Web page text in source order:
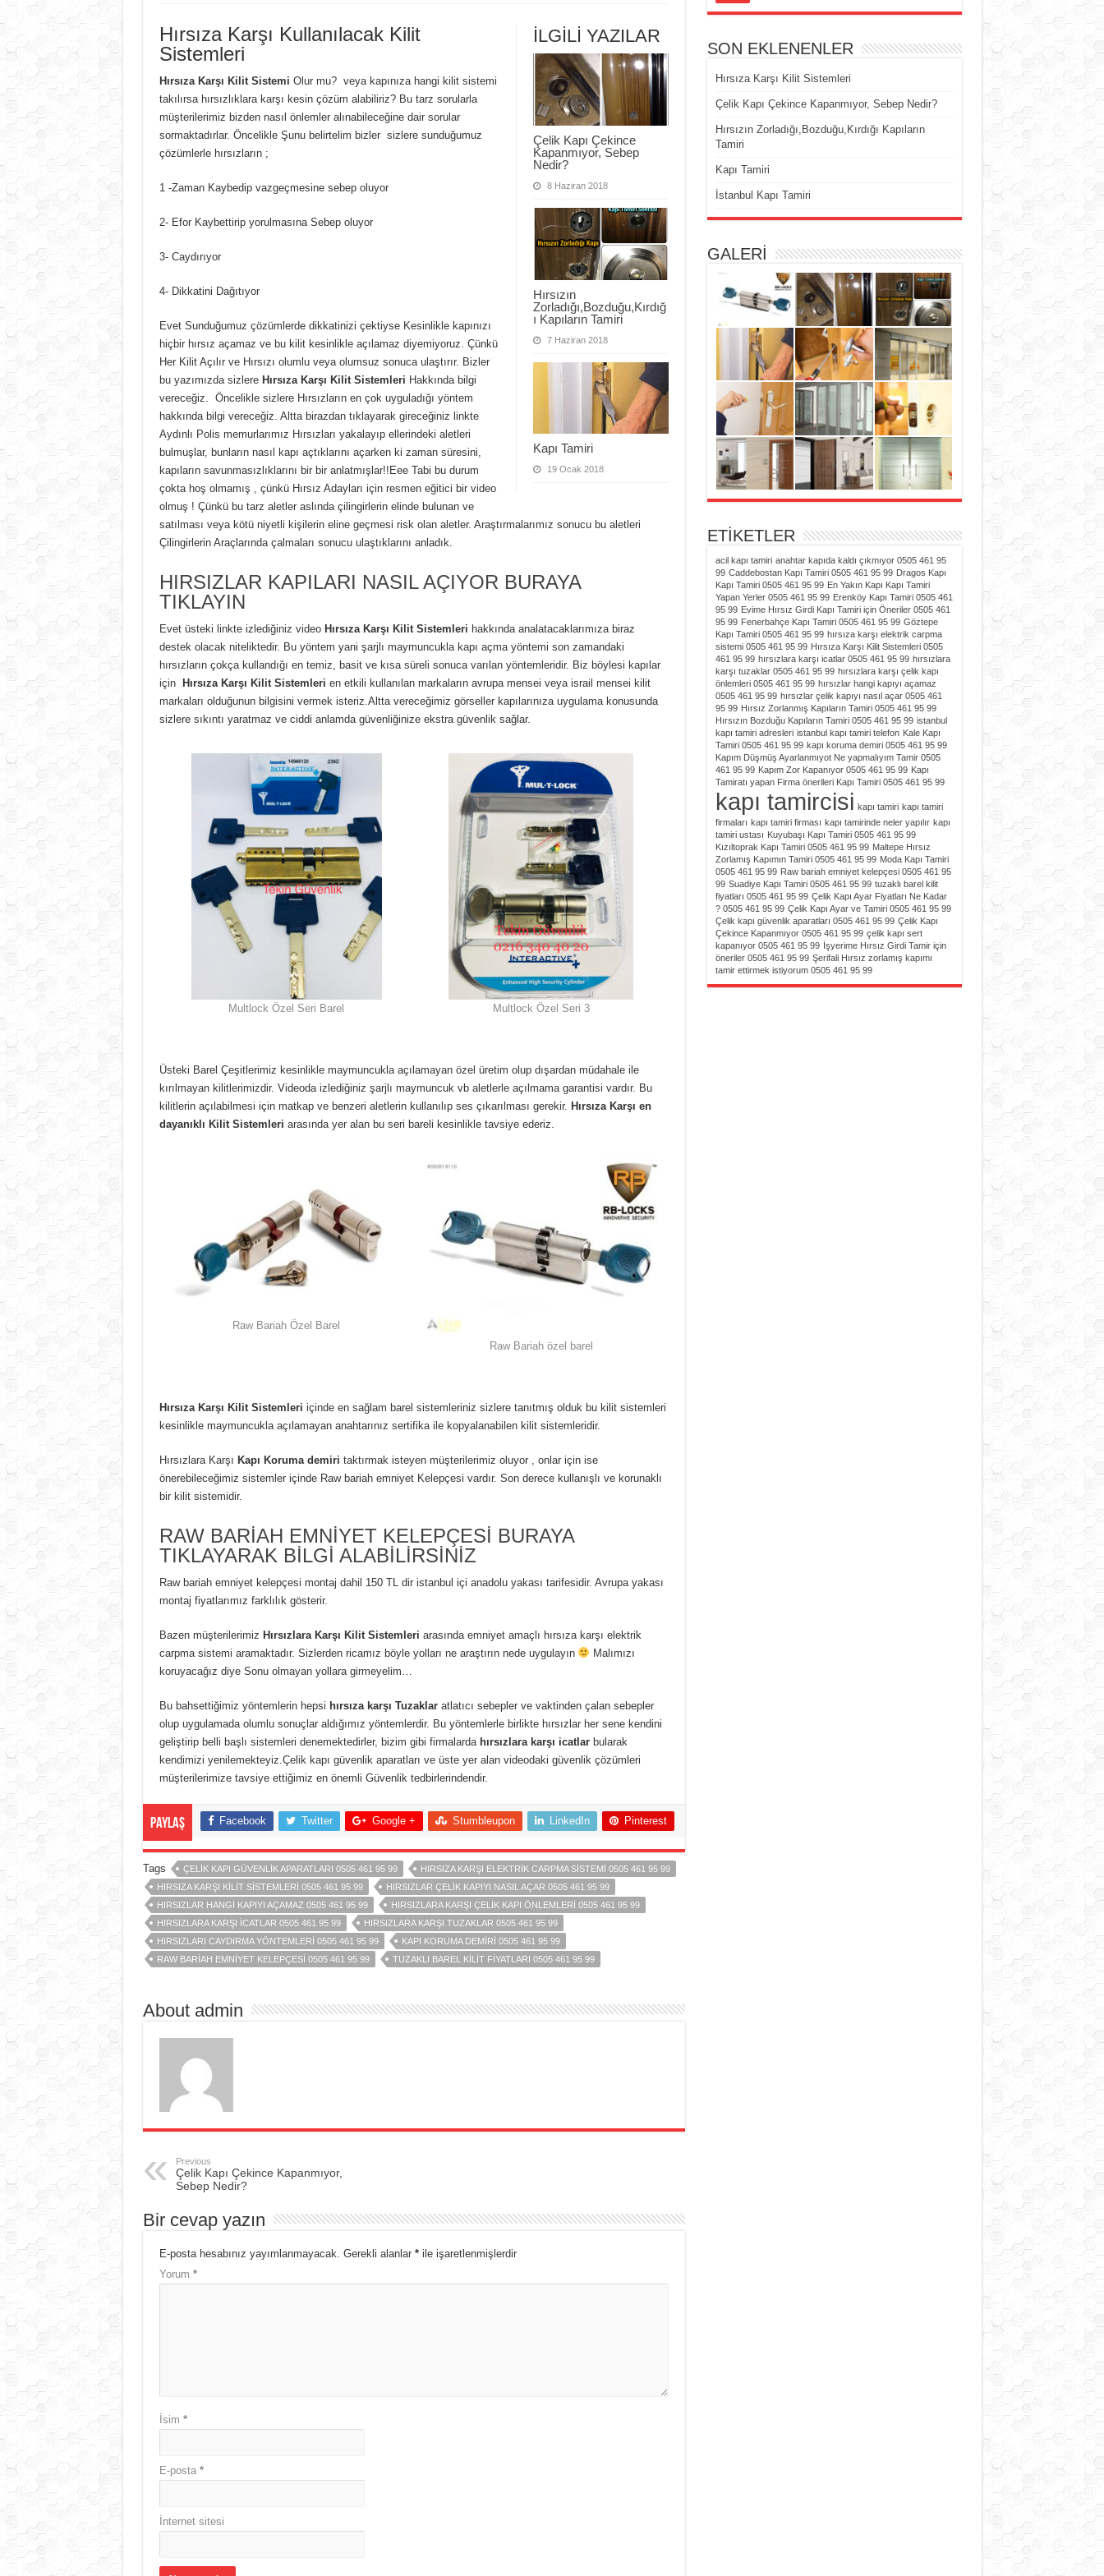
İLGİLİ YAZILAR
Çelik Kapı Çekince
Kapanmıyor, Sebep
Nedir?
8 Haziran 2018
Hırsızın
Zorladığı,Bozduğu,Kırdığ
ı Kapıların Tamiri
7 Haziran 2018
Kapı Tamiri
19 Ocak 2018
Hırsıza Karşı Kullanılacak Kilit
Sistemleri
Hırsıza Karşı Kilit Sistemi Olur mu? veya kapınıza hangi kilit sistemi
takılırsa hırsızlıklara karşı kesin çözüm alabiliriz? Bu tarz sorularla
müşterilerimiz bizden nasıl önlemler alınabileceğine dair sorular
sormaktadırlar. Öncelikle Şunu belirtelim bizler sizlere sunduğumuz
çözümlerle hırsızların ;
1 -Zaman Kaybedip vazgeçmesine sebep oluyor
2- Efor Kaybettirip yorulmasına Sebep oluyor
3- Caydırıyor
4- Dikkatini Dağıtıyor
Evet Sunduğumuz çözümlerde dikkatinizi çektiyse Kesinlikle kapınızı
hiçbir hırsız açamaz ve bu kilit kesinlikle açılamaz diyemiyoruz. Çünkü
Her Kilit Açılır ve Hırsızı olumlu veya olumsuz sonuca ulaştırır. Bizler
bu yazımızda sizlere Hırsıza Karşı Kilit Sistemleri Hakkında bilgi
vereceğiz. Öncelikle sizlere Hırsızların en çok uyguladığı yöntem
hakkında bilgi vereceğiz. Altta birazdan tıklayarak gireceğiniz linkte
Aydınlı Polis memurlarımız Hırsızları yakalayıp ellerindeki aletleri
bulmuşlar, bunların nasıl kapı açtıklarını açarken ki zaman süresini,
kapıların savunmasızlıklarını bir bir anlatmışlar!!Eee Tabi bu durum
çokta hoş olmamış , çünkü Hırsız Adayları için resmen eğitici bir video
olmuş ! Çünkü bu tarz aletler aslında çilingirlerin elinde bulunan ve
satılması veya kötü niyetli kişilerin eline geçmesi risk olan aletler. Araştırmalarımız sonucu bu aletleri
Çilingirlerin Araçlarında çalmaları sonucu ulaştıklarını anladık.
HIRSIZLAR KAPILARI NASIL AÇIYOR BURAYA
TIKLAYIN
Evet üsteki linkte izlediğiniz video Hırsıza Karşı Kilit Sistemleri hakkında analatacaklarımıza biraz
destek olacak niteliktedir. Bu yöntem yani şarjlı maymuncukla kapı açma yöntemi son zamandaki
hırsızların çokça kullandığı en temiz, basit ve kısa süreli sonuca varılan yöntemleridir. Biz böylesi kapılar
için
Hırsıza Karşı Kilit Sistemleri en etkili kullanılan markaların avrupa mensei veya israil mensei kilit
markaları olduğunun bilgisini vermek isteriz.Altta vereceğimiz görseller kapılarınıza uygulama konusunda
sizlere sıkıntı yaratmaz ve ciddi anlamda güvenliğinize ekstra güvenlik sağlar.
Multlock Özel Seri Barel Multlock Özel Seri 3
Üsteki Barel Çeşitlerimiz kesinlikle maymuncukla açılamayan özel üretim olup dışardan müdahale ile
kırılmayan kilitlerimizdir. Videoda izlediğiniz şarjlı maymuncuk vb aletlerle açılmama garantisi vardır. Bu
kilitlerin açılabilmesi için matkap ve benzeri aletlerin kullanılıp ses çıkarılması gerekir. Hırsıza Karşı en
dayanıklı Kilit Sistemleri arasında yer alan bu seri bareli kesinlikle tavsiye ederiz.
Raw Bariah Özel Barel
Raw Bariah özel barel
Hırsıza Karşı Kilit Sistemleri içinde en sağlam barel sistemleriniz sizlere tanıtmış olduk bu kilit sistemleri
kesinlikle maymuncukla açılamayan anahtarınız sertifika ile kopyalanabilen kilit sistemleridir.
Hırsızlara Karşı Kapı Koruma demiri taktırmak isteyen müşterilerimiz oluyor , onlar için ise
önerebileceğimiz sistemler içinde Raw bariah emniyet Kelepçesi vardır. Son derece kullanışlı ve korunaklı
bir kilit sistemidir.
RAW BARİAH EMNİYET KELEPÇESİ BURAYA
TIKLAYARAK BİLGİ ALABİLİRSİNİZ
Raw bariah emniyet kelepçesi montaj dahil 150 TL dir istanbul içi anadolu yakası tarifesidir. Avrupa yakası
montaj fiyatlarımız farklılık gösterir.
Bazen müşterilerimiz Hırsızlara Karşı Kilit Sistemleri arasında emniyet amaçlı hırsıza karşı elektrik
carpma sistemi aramaktadır. Sizlerden ricamız böyle yolları ne araştırın nede uygulayın
Malımızı
koruyacağız diye Sonu olmayan yollara girmeyelim…
Bu bahsettiğimiz yöntemlerin hepsi hırsıza karşı Tuzaklaratlatıcı sebepler ve vaktinden çalan sebepler
olup uygulamada olumlu sonuçlar aldığımız yöntemlerdir. Bu yöntemlerle birlikte hırsızlar her sene kendini
geliştirip belli başlı sistemleri denemektedirler, bizim gibi firmalarda hırsızlara karşı icatlarbularak
kendimizi yenilemekteyiz.Çelik kapı güvenlik aparatları ve üste yer alan videodaki güvenlik çözümleri
müşterilerimize tavsiye ettiğimiz en önemli Güvenlik tedbirlerindendir.
Paylaş Facebook Twitter Google + Stumbleupon LinkedIn Pinterest
Tags ÇELIK KAPI GÜVENLIK APARATLARI 0505 461 95 99
HIRSIZA KARŞI ELEKTRIK CARPMA SISTEMI 0505 461 95 99
HIRSIZA KARŞI KILIT SISTEMLERI 0505 461 95 99
HIRSIZLAR ÇELIK KAPIYI NASIL AÇAR 0505 461 95 99
HIRSIZLAR HANGI KAPIYI AÇAMAZ 0505 461 95 99
HIRSIZLARA KARŞI ÇELIK KAPI ÖNLEMLERI 0505 461 95 99
HIRSIZLARA KARŞI ICATLAR 0505 461 95 99
HIRSIZLARA KARŞI TUZAKLAR 0505 461 95 99
HIRSIZLARI CAYDIRMA YÖNTEMLERI 0505 461 95 99
KAPI KORUMA DEMIRI 0505 461 95 99
RAW BARIAH EMNIYET KELEPÇESI 0505 461 95 99
TUZAKLI BAREL KILIT FIYATLARI 0505 461 95 99
About admin
Previous
Çelik Kapı Çekince Kapanmıyor,
Sebep Nedir?
Bir cevap yazın
E-posta hesabınız yayımlanmayacak. Gerekli alanlar *ile işaretlenmişlerdir
Yorum *
İsim *
E-posta *
İnternet sitesi
SON EKLENENLER
Hırsıza Karşı Kilit Sistemleri
Çelik Kapı Çekince Kapanmıyor, Sebep Nedir?
Hırsızın Zorladığı,Bozduğu,Kırdığı Kapıların
Tamiri
Kapı Tamiri
İstanbul Kapı Tamiri
GALERİ
ETİKETLER
acil kapı tamiri anahtar kapıda kaldı çıkmıyor 0505 461 95
99 Caddebostan Kapı Tamiri 0505 461 95 99 Dragos Kapı
Kapı Tamiri 0505 461 95 99 En Yakın Kapı Kapı Tamiri
Yapan Yerler 0505 461 95 99 Erenköy Kapı Tamiri 0505 461
95 99 Evime Hırsız Girdi Kapı Tamiri için Öneriler 0505 461
95 99 Fenerbahçe Kapı Tamiri 0505 461 95 99 Göztepe
Kapı Tamiri 0505 461 95 99 hırsıza karşı elektrik carpma
sistemi 0505 461 95 99 Hırsıza Karşı Kilit Sistemleri 0505
461 95 99 hırsızlara karşı icatlar 0505 461 95 99 hırsızlara
karşı tuzaklar 0505 461 95 99 hırsızlara karşı çelik kapı
önlemleri 0505 461 95 99 hırsızlar hangi kapıyı açamaz
0505 461 95 99 hırsızlar çelik kapıyı nasıl açar 0505 461
95 99 Hırsız Zorlanmış Kapıların Tamiri 0505 461 95 99
Hırsızın Bozduğu Kapıların Tamiri 0505 461 95 99 istanbul
kapı tamiri adresleri istanbul kapı tamiri telefon Kale Kapı
Tamiri 0505 461 95 99 kapı koruma demiri 0505 461 95 99
Kapım Düşmüş Ayarlanmıyot Ne yapmalıyım Tamir 0505
461 95 99 Kapım Zor Kapanıyor 0505 461 95 99 Kapı
Tamiratı yapan Firma önerileri Kapı Tamiri 0505 461 95 99
kapı tamircisi kapı tamiri kapı tamiri
firmaları kapı tamiri firması kapı tamirinde neler yapılır kapı
tamiri ustası Kuyubaşı Kapı Tamiri 0505 461 95 99
Kızıltoprak Kapı Tamiri 0505 461 95 99 Maltepe Hırsız
Zorlamış Kapımın Tamiri 0505 461 95 99 Moda Kapı Tamiri
0505 461 95 99 Raw bariah emniyet kelepçesi 0505 461 95
99 Suadiye Kapı Tamiri 0505 461 95 99 tuzaklı barel kilit
fiyatları 0505 461 95 99 Çelik Kapı Ayar Fiyatları Ne Kadar
? 0505 461 95 99 Çelik Kapı Ayar ve Tamiri 0505 461 95 99
Çelik kapı güvenlik aparatları 0505 461 95 99 Çelik Kapı
Çekince Kapanmıyor 0505 461 95 99 çelik kapı sert
kapanıyor 0505 461 95 99 İşyerime Hırsız Girdi Tamir için
öneriler 0505 461 95 99 Şerifali Hırsız zorlamış kapımı
tamir ettirmek istiyorum 0505 461 95 99